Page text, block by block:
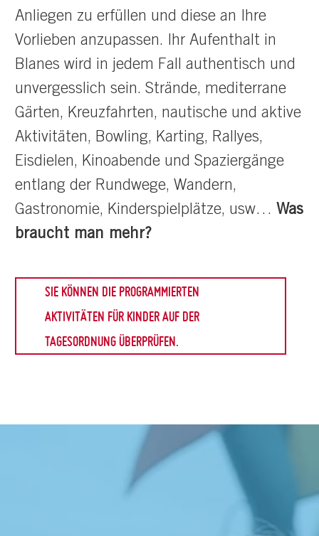
Anliegen zu erfüllen und diese an Ihre
Vorlieben anzupassen. Ihr Aufenthalt in
Blanes wird in jedem Fall authentisch und
unvergesslich sein. Strände, mediterrane
Gärten, Kreuzfahrten, nautische und aktive
Aktivitäten, Bowling, Karting, Rallyes,
Eisdielen, Kinoabende und Spaziergänge
entlang der Rundwege, Wandern,
Gastronomie, Kinderspielplätze, usw… Was
braucht man mehr?
SIE KÖNNEN DIE PROGRAMMIERTEN
AKTIVITÄTEN FÜR KINDER AUF DER
TAGESORDNUNG ÜBERPRÜFEN.